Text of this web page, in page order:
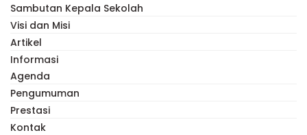
Sambutan Kepala Sekolah
Visi dan Misi
Artikel
Informasi
Agenda
Pengumuman
Prestasi
Kontak